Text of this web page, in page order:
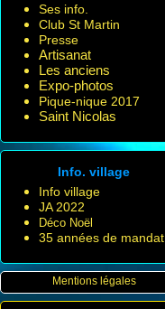
Ses info.
Club St Martin
Presse
Artisanat
Les anciens
Expo-photos
Pique-nique 2017
Saint Nicolas
Info. village
Info village
JA 2022
Déco Noël
35 années de mandat
Mentions légales